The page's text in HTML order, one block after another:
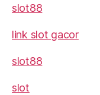
slot88
link slot gacor
slot88
slot